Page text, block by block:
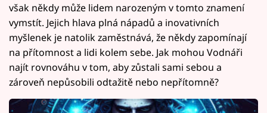
však někdy může lidem narozeným v tomto znamení
vymstít. Jejich hlava plná nápadů a inovativních
myšlenek je natolik zaměstnává, že někdy zapomínají
na přítomnost a lidi kolem sebe. Jak mohou Vodnáři
najít rovnováhu v tom, aby zůstali sami sebou a
zároveň nepůsobili odtažitě nebo nepřítomně?